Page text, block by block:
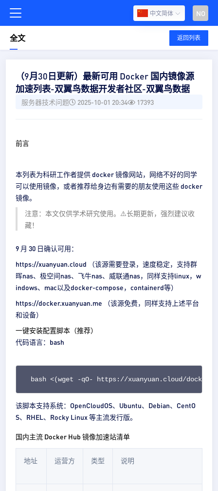
中文简体 NO
全文 返回列表
（9月30日更新）最新可用 Docker 国内镜像源
加速列表-双翼鸟数据开发者社区-双翼鸟数据
服务器技术问题 2025-10-01 20:34 17393
前言
本列表为科研工作者提供 docker 镜像网站，网络不好的同学
可以使用镜像，或者推荐给身边有需要的朋友使用这些 docker
镜像。
注意：本文仅供学术研究使用。⚠️长期更新，强烈建议收
藏！
9 月 30 日确认可用：
https://xuanyuan.cloud （该源需要登录，速度稳定，支持群
晖nas、极空间nas、飞牛nas、威联通nas，同样支持linux，w
indows、mac以及docker-compose，containerd等）
https://docker.xuanyuan.me （该源免费，同样支持上述平台
和设备）
一键安装配置脚本（推荐）
代码语言： bash
bash <(wget -qO- https://xuanyuan.cloud/
该脚本支持系统： OpenCloudOS、Ubuntu、Debian、CentO
S、RHEL、Rocky Linux 等主流发行版。
国内主流 Docker Hub 镜像加速站清单
地址 运营方 类型 说明